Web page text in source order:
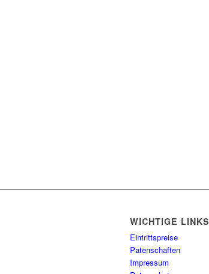
WICHTIGE LINKS
Eintrittspreise
Patenschaften
Impressum